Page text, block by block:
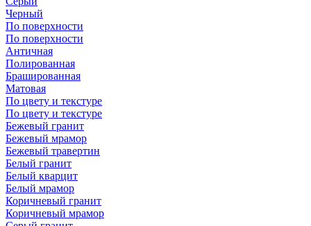
Черный
По поверхности
По поверхности
Античная
Полированная
Брашированная
Матовая
По цвету и текстуре
По цвету и текстуре
Бежевый гранит
Бежевый мрамор
Бежевый травертин
Белый гранит
Белый кварцит
Белый мрамор
Коричневый гранит
Коричневый мрамор